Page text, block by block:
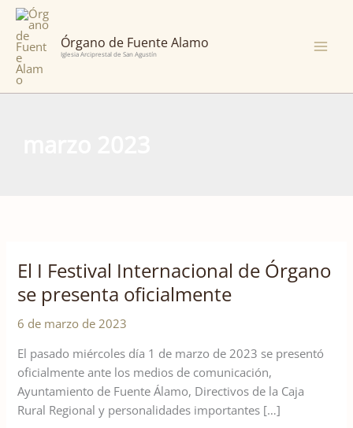
contenido
Órgano de Fuente Alamo
Iglesia Arciprestal de San Agustín
El I Festival Internacional de Órgano
se presenta oficialmente
6 de marzo de 2023
El pasado miércoles día 1 de marzo de 2023 se presentó
oficialmente ante los medios de comunicación,
Ayuntamiento de Fuente Álamo, Directivos de la Caja
Rural Regional y personalidades importantes […]
El
Festival
Internacional
Órgano
se
presenta
oficialmente